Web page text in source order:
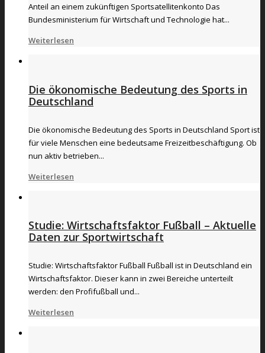
Anteil an einem zukünftigen Sportsatellitenkonto Das
Bundesministerium für Wirtschaft und Technologie hat...
Weiterlesen
Die ökonomische Bedeutung des Sports in
Deutschland
Die ökonomische Bedeutung des Sports in Deutschland Sport ist
für viele Menschen eine bedeutsame Freizeitbeschäftigung. Ob
nun aktiv betrieben...
Weiterlesen
Studie: Wirtschaftsfaktor Fußball – Aktuelle
Daten zur Sportwirtschaft
Studie: Wirtschaftsfaktor Fußball Fußball ist in Deutschland ein
Wirtschaftsfaktor. Dieser kann in zwei Bereiche unterteilt
werden: den Profifußball und...
Weiterlesen